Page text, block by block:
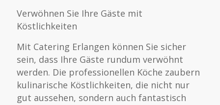
Verwöhnen Sie Ihre Gäste mit
Köstlichkeiten
Mit Catering Erlangen können Sie sicher
sein, dass Ihre Gäste rundum verwöhnt
werden. Die professionellen Köche zaubern
kulinarische Köstlichkeiten, die nicht nur
gut aussehen, sondern auch fantastisch